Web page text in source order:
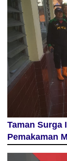
Taman Surga
Pemakaman